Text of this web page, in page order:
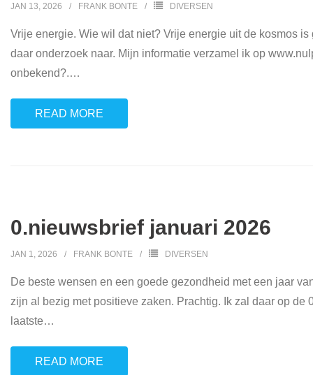
JAN 13, 2026 FRANK BONTE DIVERSEN
Vrije energie. Wie wil dat niet? Vrije energie uit de kosmos
daar onderzoek naar. Mijn informatie verzamel ik op
onbekend?.…
READ MORE
0.nieuwsbrief januari 2026
JAN 1, 2026 FRANK BONTE DIVERSEN
De beste wensen en een goede gezondheid met een jaar
zijn al bezig met positieve zaken. Prachtig. Ik zal daar op
laatste…
READ MORE